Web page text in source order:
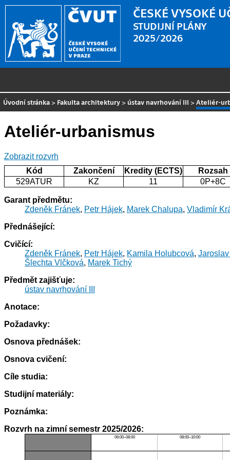
ČESKÉ VYSOKÉ
STUDIJNÍ PLÁNY
2025/2026
Úvodní stránka > Fakulta architektury > ústav navrhování III > Ateliér-
Ateliér-urbanismus
Zobrazit rozvrh
Kód
Zakončení Kredity (ECTS)
Rozsah
529ATUR
KZ 11 0P+8C
Garant předmětu:
Zdeněk Fránek, Petr Hájek, Marek Chalupa, Vladimír
Přednášející:
Cvičící:
Zdeněk Fránek, Petr Hájek, Kamila Holubcová,
Šlechta Vlčková, Marek Tichý
Předmět zajišťuje:
ústav navrhování III
Anotace:
Požadavky:
Osnova přednášek:
Osnova cvičení:
Cíle studia:
Studijní materiály:
Poznámka:
Rozvrh na zimní semestr 2025/2026:
06:00–08:00 08:00–10:00